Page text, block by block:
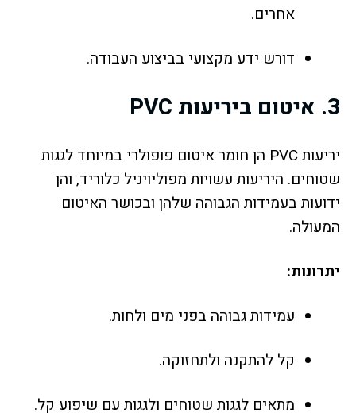
אחרים.
דורש ידע מקצועי בביצוע העבודה.
3. איטום ביריעות PVC
יריעות PVC הן חומר איטום פופולרי במיוחד לגגות
שטוחים. היריעות עשויות מפוליויניל כלוריד, והן
ידועות בעמידות הגבוהה שלהן ובכושר האיטום
המעולה.
יתרונות:
עמידות גבוהה בפני מים ולחות.
קל להתקנה ולתחזוקה.
מתאים לגגות שטוחים ולגגות עם שיפוע קל.